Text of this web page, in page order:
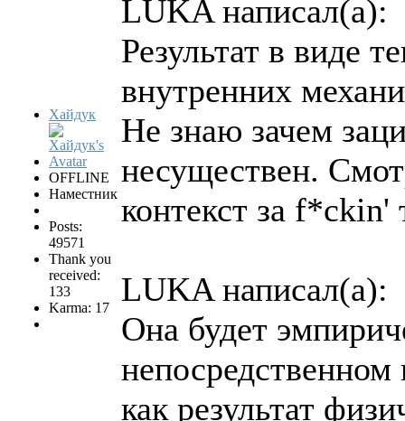
Хайдук
OFFLINE
Наместник
Posts:
49571
Thank you
received:
133
Karma: 17
LUKA написал(а):
Результат в виде
внутренних
Не знаю зачем
несуществен.
контекст за f*ckin'
LUKA написал(а):
Она будет
как результат